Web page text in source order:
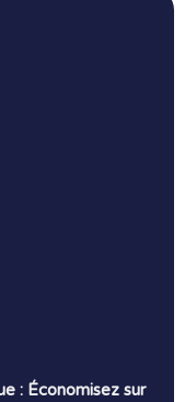
: Économisez sur